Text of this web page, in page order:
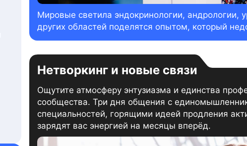
Мировые светила эндокринологии, андрологии,
других областей поделятся опытом, который
Ощутите атмосферу энтузиазма и единства
сообщества. Три дня общения с
специальностей, горящими идеей продления
зарядят вас энергией на месяцы вперёд.
Нетворкинг и новые связи